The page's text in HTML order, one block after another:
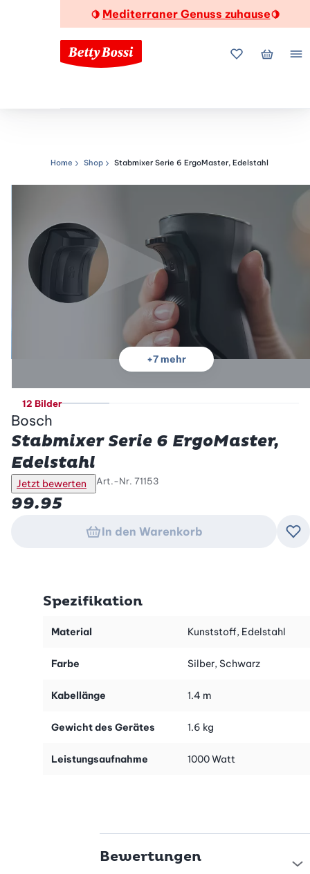
🍋 Mediterraner Genuss zuhause🍋
MeineMein
Navigationspfad
Home Shop Stabmixer Serie 6 ErgoMaster, Edelstahl
+7mehr
12 Bilder
Bosch
Stabmixer Serie 6 ErgoMaster,
Edelstahl
Jetzt bewerten Art.-Nr. 71153
99.95
In den Warenkorb
Spezifikation
Material Kunststoff, Edelstahl
Farbe Silber, Schwarz
Kabellänge 1.4 m
Gewicht des Gerätes 1.6 kg
Leistungsaufnahme 1000 Watt
Bewertungen